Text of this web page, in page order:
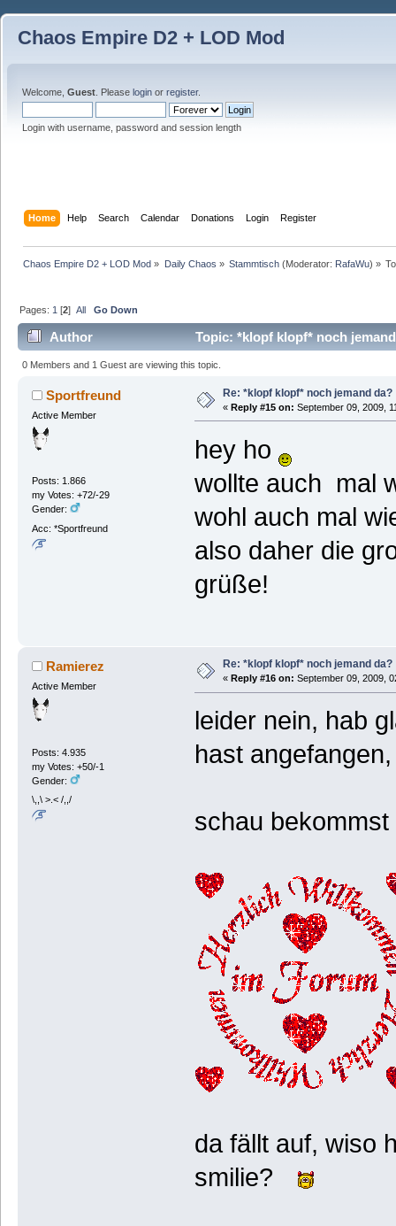
Chaos Empire D2 + LOD Mod
Welcome, Guest . Please login or register.
Login with username, password and session length
Home Help Search Calendar Donations Login Register
Chaos Empire D2 + LOD Mod » Daily Chaos » Stammtisch(Moderator: RafaWu) »
Pages: 1 [2]All Go Down
Author Topic: *klopf klopf* noch
0 Members and 1 Guest are viewing this topic.
Sportfreund
Active Member
Posts: 1.866
my Votes: +72/-29
Gender:
Acc: *Sportfreund
Re: *klopf klopf* noch jemand da?
« Reply #15 on: September 09, 2009,
hey ho
wollte auch mal
wohl auch mal
also daher die
grüße!
Ramierez
Active Member
Posts: 4.935
my Votes: +50/-1
Gender:
\,,\ >.< /,,/
Re: *klopf klopf* noch jemand da?
« Reply #16 on: September 09, 2009,
leider nein, hab
hast
schau
da fällt auf, wiso
smilie?